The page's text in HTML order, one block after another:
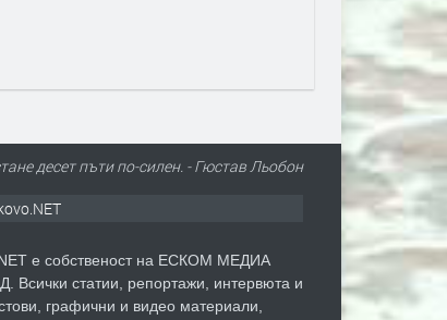
десет пъти по-силен. - Гюстав Льобон
е собственост на ЕСКОМ МЕДИА
Всички статии, репортажи, интервюта и
графични и видео материали,